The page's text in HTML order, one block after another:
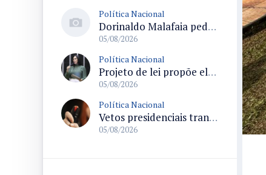
Política Nacional
Dorinaldo Malafaia pede vacinação ativa ao Ministério da Saúde para reverter queda na cobertura vacinal no Brasil
05/08/2026
Política Nacional
Projeto de lei propõe elevar para R$ 250 mil limite de isenção do IPI para pessoas com deficiência e autismo
05/08/2026
Política Nacional
Vetos presidenciais trancam a pauta do Congresso com 87 itens pendentes e incluem trechos do Orçamento de 2026
05/08/2026